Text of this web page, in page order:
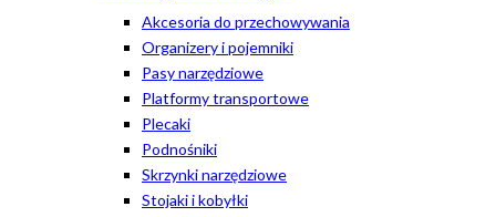
Akcesoria do przechowywania
Organizery i pojemniki
Pasy narzędziowe
Platformy transportowe
Plecaki
Podnośniki
Skrzynki narzędziowe
Stojaki i kobyłki